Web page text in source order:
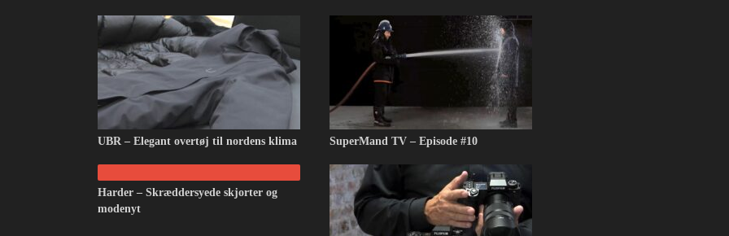
UBR – Elegant overtøj til nordens klima SuperMand TV – Episode #10
Harder – Skræddersyede skjorter og
modenyt